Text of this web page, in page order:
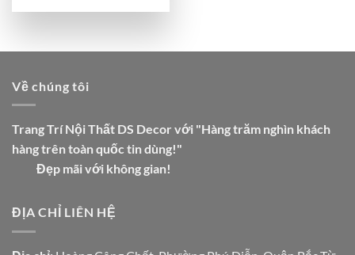
là:
tại
Về chúng tôi
Trang Trí Nội Thất DS Decor với "Hàng trăm nghìn khách
hàng trên toàn quốc tin dùng!"
Đẹp mãi với không gian!
ĐỊA CHỈ LIÊN HỆ